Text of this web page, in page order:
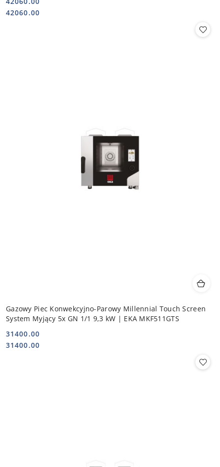
Cena:
Cena:
42060.00
Gazowy Piec Konwekcyjno-Parowy Millennial Touch Screen
System Myjący 5x GN 1/1 9,3 kW | EKA MKF511GTS
Cena:
31400.00
Cena:
31400.00